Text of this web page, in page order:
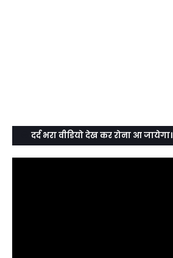
दर्द भरा वीडियो देख कर रोना आ जायेगा।